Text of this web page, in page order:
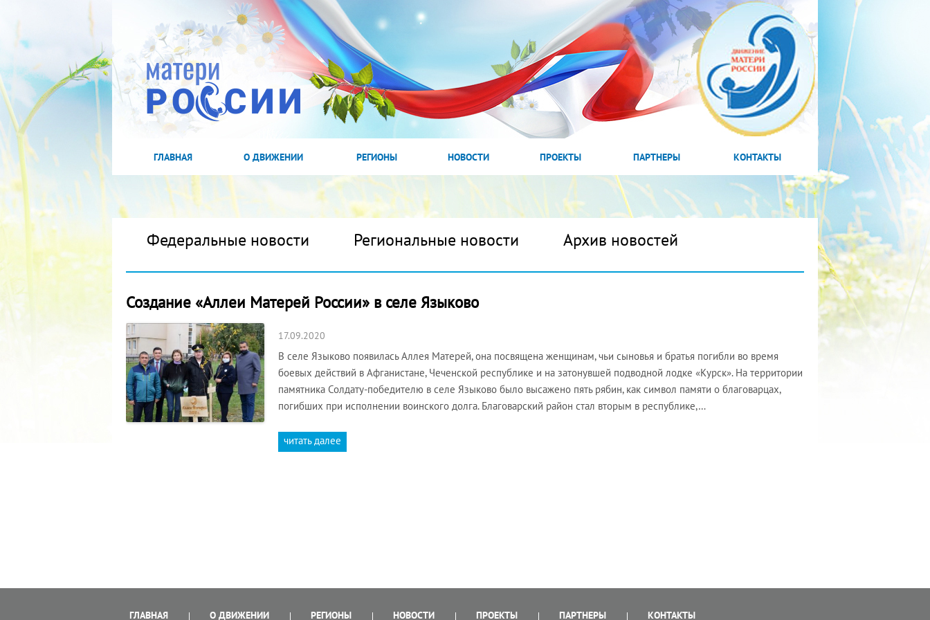
ГЛАВНАЯ О ДВИЖЕНИИ РЕГИОНЫ НОВОСТИ ПРОЕКТЫ ПАРТНЕРЫ КОНТАКТЫ
Федеральные новости Региональные новости Архив новостей
Создание «Аллеи Матерей России» в селе Языково
17.09.2020
В селе Языково появилась Аллея Матерей, она посвящена женщинам, чьи сыновья и братья погибли во время
боевых действий в Афганистане, Чеченской республике и на затонувшей подводной лодке «Курск». На территории
памятника Солдату-победителю в селе Языково было высажено пять рябин, как символ памяти о благоварцах,
погибших при исполнении воинского долга. Благоварский район стал вторым в республике,…
читать далее
ГЛАВНАЯ О ДВИЖЕНИИ РЕГИОНЫ НОВОСТИ ПРОЕКТЫ ПАРТНЕРЫ КОНТАКТЫ